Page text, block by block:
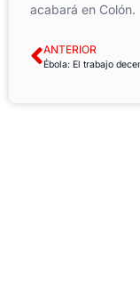
acabará en Colón.
ANTERIOR
Ébola: El trabajo